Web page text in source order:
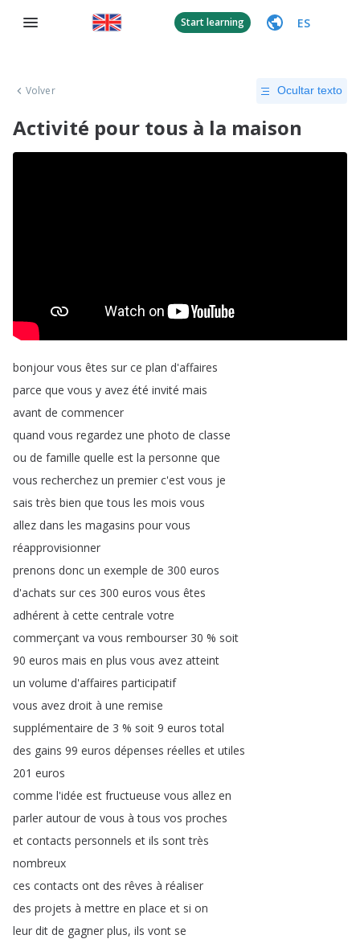
Start learning ES
Volver Ocultar texto
Activité pour tous à la maison
bonjour vous êtes sur ce plan d'affaires
parce que vous y avez été invité mais
avant de commencer
quand vous regardez une photo de classe
ou de famille quelle est la personne que
vous recherchez un premier c'est vous je
sais très bien que tous les mois vous
allez dans les magasins pour vous
réapprovisionner
prenons donc un exemple de 300 euros
d'achats sur ces 300 euros vous êtes
adhérent à cette centrale votre
commerçant va vous rembourser 30 % soit
90 euros mais en plus vous avez atteint
un volume d'affaires participatif
vous avez droit à une remise
supplémentaire de 3 % soit 9 euros total
des gains 99 euros dépenses réelles et utiles
201 euros
comme l'idée est fructueuse vous allez en
parler autour de vous à tous vos proches
et contacts personnels et ils sont très
nombreux
ces contacts ont des rêves à réaliser
des projets à mettre en place et si on
leur dit de gagner plus, ils vont se